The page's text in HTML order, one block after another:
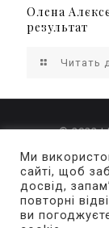
Олена
результат
Читать
© 2022 |
За зміст і
авторів
Ми
сайті, щоб
досвід,
повторні
ви